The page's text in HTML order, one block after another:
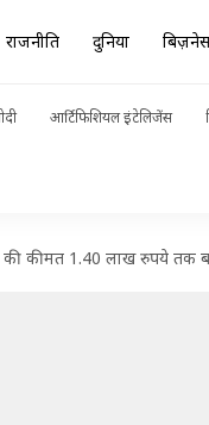
राजनीति दुनिया बिज़नेस
आर्टिफिशियल इंटेलिजेंस
की कीमत 1.40 लाख रुपये तक